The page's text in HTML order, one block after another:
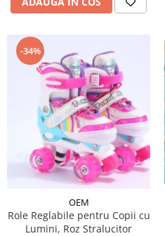
-34%
OEM
Role Reglabile pentru Copii cu
Lumini, Roz Stralucitor